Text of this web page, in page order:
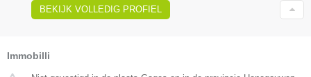
BEKIJK VOLLEDIG PROFIEL
Immobilli